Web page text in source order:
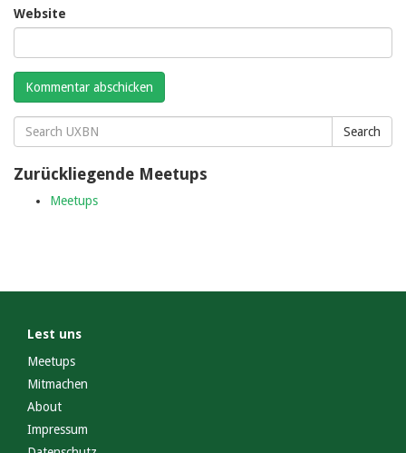
Website
Search
for:
Search
Zurückliegende Meetups
Meetups
Lest uns
Meetups
Mitmachen
About
Impressum